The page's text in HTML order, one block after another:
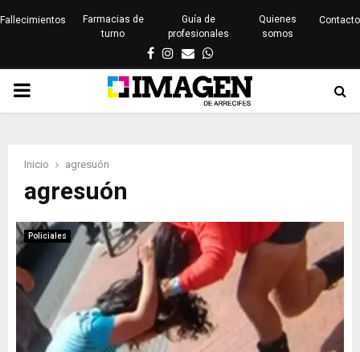
Fallecimientos
Farmacias de
turno
Guía de
profesionales
Quienes
somos
Contacto
Facebook
Instagram
EmailWhatsapp
PRIMARY
Inicio agresuón
agresuón
Policiales